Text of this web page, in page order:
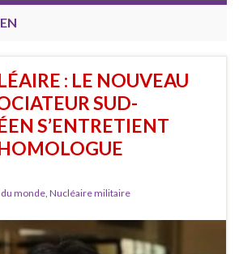
: LE NOUVEAU
SUD-
S’ENTRETIENT
monde, Nucléaire militaire